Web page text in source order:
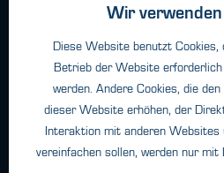
Weitere Standorte
Über HTK
Kontakt
Unternehmen
Wir verwenden
Diese Website benutzt Cookies,
Betrieb der Website
werden. Andere Cookies, die
dieser Website erhöhen, der
Interaktion mit anderen Websites
vereinfachen sollen, werden nur